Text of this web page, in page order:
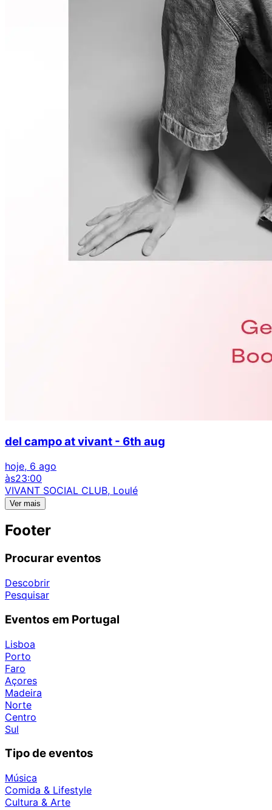
del campo at vivant - 6th aug
hoje, 6 ago
às23:00
VIVANT SOCIAL CLUB, Loulé
Ver mais
Footer
Procurar eventos
Descobrir
Pesquisar
Eventos em Portugal
Lisboa
Porto
Faro
Açores
Madeira
Norte
Centro
Sul
Tipo de eventos
Música
Comida & Lifestyle
Cultura & Arte